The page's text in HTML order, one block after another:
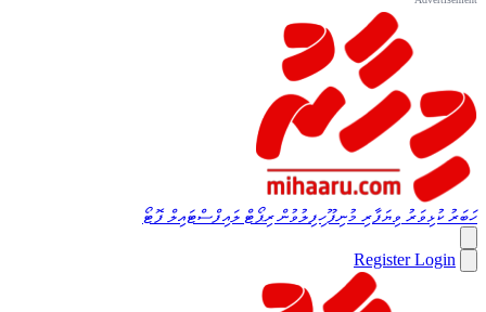
ހަބަރުކުޅިވަރު ވިޔަފާރި މުނިފޫހިފިލުވުންރިޕޯޓް ލައިފްސްޓައިލް ފޮޓޯ
RegisterLogin